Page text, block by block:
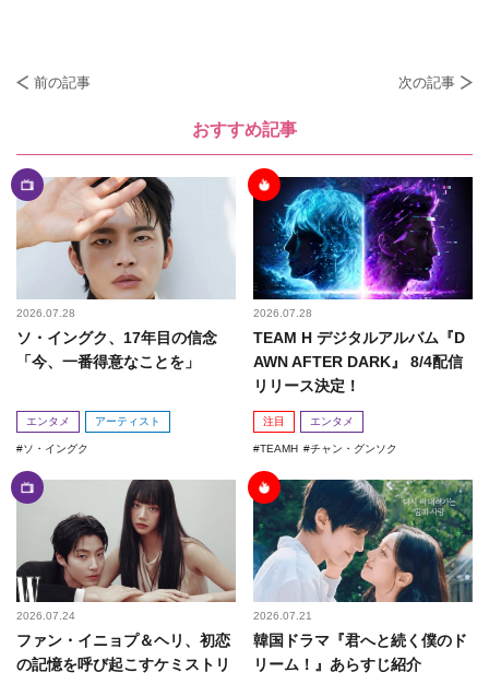
前の記事 次の記事
おすすめ記事
2026.07.28
ソ・イングク、17年目の信念
「今、一番得意なことを」
エンタメ アーティスト
ソ・イングク
2026.07.28
TEAM H デジタルアルバム『D
AWN AFTER DARK』 8/4配信
リリース決定！
注目 エンタメ
TEAMH チャン・グンソク
2026.07.24
ファン・イニョプ＆ヘリ、初恋
の記憶を呼び起こすケミストリ
2026.07.21
韓国ドラマ『君へと続く僕のド
リーム！』あらすじ紹介